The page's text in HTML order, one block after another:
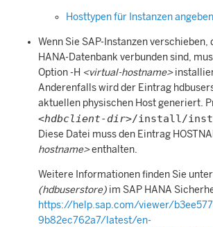
Hosttypen für Instanzen angeben
Wenn Sie SAP-Instanzen
HANA-Datenbank verbunden sind,
Option -H <virtual-hostname>
Anderenfalls wird der Eintrag
aktuellen physischen Host generiert.
<hdbclient-dir>/install/
Diese Datei muss den Eintrag
hostname>enthalten.
Weitere Informationen finden Sie unter
(hdbuserstore) im SAP HANA
https://help.sap.com/viewer/
9b82ec762a7/latest/en-